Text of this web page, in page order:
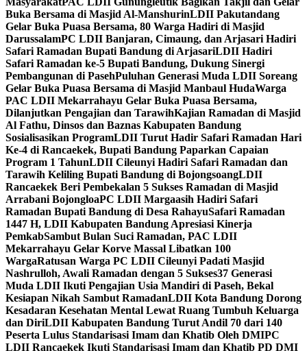
Buka Bersama di Masjid Al-ManshurinLDII Pakutandang
Gelar Buka Puasa Bersama, 80 Warga Hadiri di Masjid
DarussalamPC LDII Banjaran, Cimaung, dan Arjasari Hadiri
Safari Ramadan Bupati Bandung di ArjasariLDII Hadiri
Safari Ramadan ke-5 Bupati Bandung, Dukung Sinergi
Pembangunan di PasehPuluhan Generasi Muda LDII Soreang
Gelar Buka Puasa Bersama di Masjid Manbaul HudaWarga
PAC LDII Mekarrahayu Gelar Buka Puasa Bersama,
Dilanjutkan Pengajian dan TarawihKajian Ramadan di Masjid
Al Fathu, Dinsos dan Baznas Kabupaten Bandung
Sosialisasikan ProgramLDII Turut Hadir Safari Ramadan Hari
Ke-4 di Rancaekek, Bupati Bandung Paparkan Capaian
Program 1 TahunLDII Cileunyi Hadiri Safari Ramadan dan
Tarawih Keliling Bupati Bandung di BojongsoangLDII
Rancaekek Beri Pembekalan 5 Sukses Ramadan di Masjid
Arrabani BojongloaPC LDII Margaasih Hadiri Safari
Ramadan Bupati Bandung di Desa RahayuSafari Ramadan
1447 H, LDII Kabupaten Bandung Apresiasi Kinerja
PemkabSambut Bulan Suci Ramadan, PAC LDII
Mekarrahayu Gelar Korve Massal Libatkan 100
WargaRatusan Warga PC LDII Cileunyi Padati Masjid
Nashrulloh, Awali Ramadan dengan 5 Sukses37 Generasi
Muda LDII Ikuti Pengajian Usia Mandiri di Paseh, Bekal
Kesiapan Nikah Sambut RamadanLDII Kota Bandung Dorong
Kesadaran Kesehatan Mental Lewat Ruang Tumbuh Keluarga
dan DiriLDII Kabupaten Bandung Turut Andil 70 dari 140
Peserta Lulus Standarisasi Imam dan Khatib Oleh DMIPC
LDII Rancaekek Ikuti Standarisasi Imam dan Khatib PD DMI